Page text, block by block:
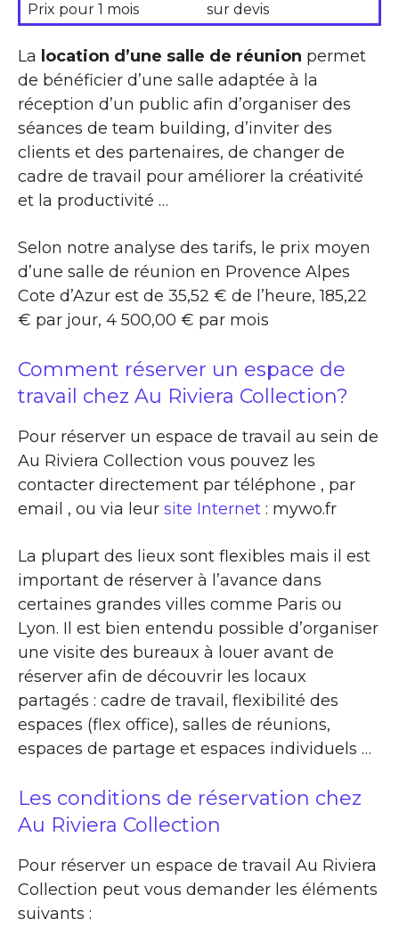
Prix pour 1 mois
sur devis
La location d’une salle de réunion permet
de bénéficier d’une salle adaptée à la
réception d’un public afin d’organiser des
séances de team building, d’inviter des
clients et des partenaires, de changer de
cadre de travail pour améliorer la créativité
et la productivité …
Selon notre analyse des tarifs, le prix moyen
d’une salle de réunion en Provence Alpes
Cote d’Azur est de 35,52 € de l’heure, 185,22
€ par jour, 4 500,00 € par mois
Comment réserver un espace de
travail chez Au Riviera Collection?
Pour réserver un espace de travail au sein de
Au Riviera Collection vous pouvez les
contacter directement par téléphone , par
email , ou via leur site Internet : mywo.fr
La plupart des lieux sont flexibles mais il est
important de réserver à l’avance dans
certaines grandes villes comme Paris ou
Lyon. Il est bien entendu possible d’organiser
une visite des bureaux à louer avant de
réserver afin de découvrir les locaux
partagés : cadre de travail, flexibilité des
espaces (flex office), salles de réunions,
espaces de partage et espaces individuels …
Les conditions de réservation chez
Au Riviera Collection
Pour réserver un espace de travail Au Riviera
Collection peut vous demander les éléments
suivants :